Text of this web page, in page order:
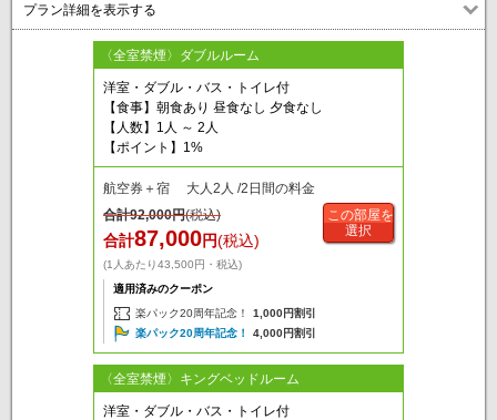
プラン詳細を表示する
〈全室禁煙〉ダブルルーム
洋室・ダブル・バス・トイレ付
【食事】朝食あり 昼食なし 夕食なし
【人数】1人 ～ 2人
【ポイント】1%
航空券＋宿 大人2人 /2日間の料金
合計92,000円(税込)
合計87,000円(税込)
(1人あたり43,500円・税込)
適用済みのクーポン
楽パック20周年記念！
1,000円割引
楽パック20周年記念！
4,000円割引
この部屋を
選択
〈全室禁煙〉キングベッドルーム
洋室・ダブル・バス・トイレ付